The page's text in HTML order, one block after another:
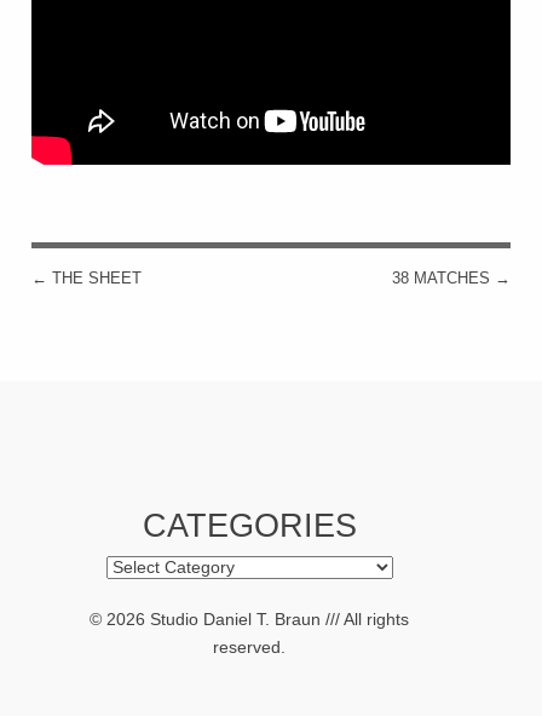
POST NAVIGATION
← THE SHEET 38 MATCHES →
CATEGORIES
Categories
© 2026 Studio Daniel T. Braun /// All rights
reserved.